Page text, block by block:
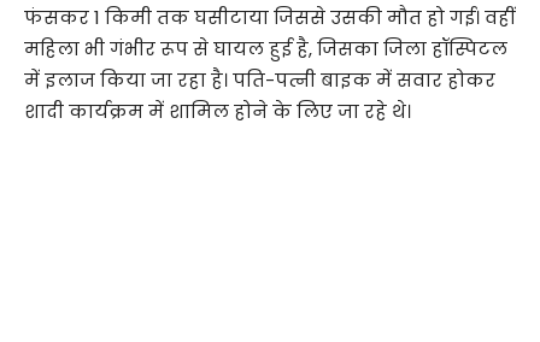
फंसकर 1 किमी तक घसीटाया जिससे उसकी मौत हो गई। वहीं
महिला भी गंभीर रूप से घायल हुई है, जिसका जिला हॉस्पिटल
में इलाज किया जा रहा है। पति-पत्नी बाइक में सवार होकर
शादी कार्यक्रम में शामिल होने के लिए जा रहे थे।